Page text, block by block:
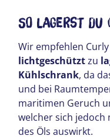
So lagerst du
Wir empfehlen
lichtgeschütztzu
Kühlschrank, da
und bei
maritimen Geruch
welcher sich jedoch
des Öls auswirkt.